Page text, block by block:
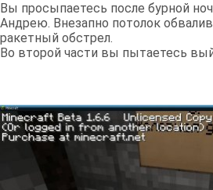
Вы просыпаетесь после бурной
Андрею. Внезапно потолок
ракетный обстрел.
Во второй части вы пытаетесь